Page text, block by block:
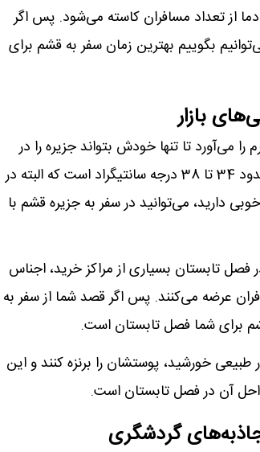
از تعداد مسافران کاسته می‌شود. پس اگر
بگوییم بهترین زمان سفر به قشم برای
بازار
می‌آورد تا تنها خودش بتواند جزیره را در
آغوش بگیرد. دمای هوای تابستان در قشم چیزی حدود 34 تا 38 درجه سانتیگراد است که البته در
خوبی دارید، می‌توانید در سفر به جزیره قشم با
تابستان بسیاری از مراکز خرید، اجناس
عرضه می‌کنند. پس اگر قصد شما از سفر به
برای شما فصل تابستان است.
طبیعی خورشید، پوستشان را برنزه کنند و این
آن در فصل تابستان است.
گردشگری